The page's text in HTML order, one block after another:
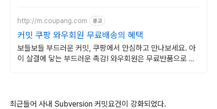
http://m.coupang.com 광고
커밋 쿠팡 와우회원 무료배송의 혜택
보들보들 부드러운 커밋, 쿠팡에서 안심하고 만나보세요. 아
이 살결에 닿는 부드러운 촉감! 와우회원은 무료반품으로 경
최근들어 사내 Subversion 커밋요건이 강화되었다.